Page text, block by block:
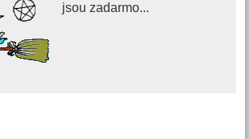
jsou zadarmo...